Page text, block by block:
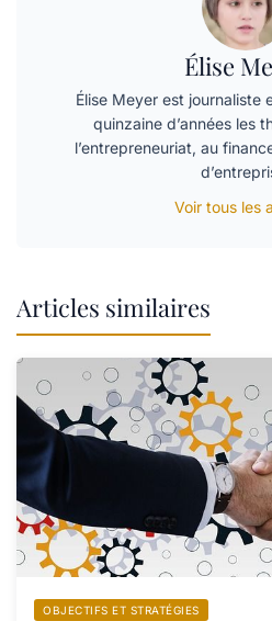
Élise
Élise Meyer est journaliste
quinzaine d’années les
l’entrepreneuriat, au
Voir tous les
Articles similaires
OBJECTIFS ET STRATÉGIES